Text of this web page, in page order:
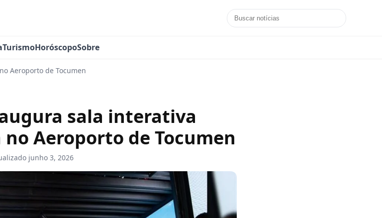
TurismoHoróscopoSobre
Aeroporto de Tocumen
sala interativa
Aeroporto de Tocumen
junho 3, 2026